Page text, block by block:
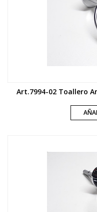
Art.7994-02 Toallero